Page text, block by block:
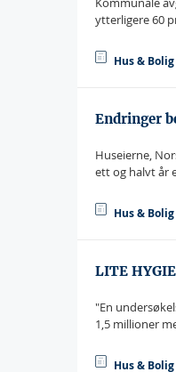
ytterligere 60
Hus & Bolig
Endringer
Huseierne,
ett og halvt år
Hus & Bolig
LITE
"En
1,5 millioner
Hus & Bolig